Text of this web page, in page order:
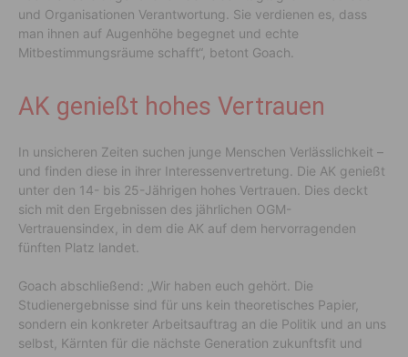
und Organisationen Verantwortung. Sie verdienen es, dass
man ihnen auf Augenhöhe begegnet und echte
Mitbestimmungsräume schafft“, betont Goach.
AK genießt hohes Vertrauen
In unsicheren Zeiten suchen junge Menschen Verlässlichkeit –
und finden diese in ihrer Interessenvertretung. Die AK genießt
unter den 14- bis 25-Jährigen hohes Vertrauen. Dies deckt
sich mit den Ergebnissen des jährlichen OGM-
Vertrauensindex, in dem die AK auf dem hervorragenden
fünften Platz landet.
Goach abschließend: „Wir haben euch gehört. Die
Studienergebnisse sind für uns kein theoretisches Papier,
sondern ein konkreter Arbeitsauftrag an die Politik und an uns
selbst, Kärnten für die nächste Generation zukunftsfit und